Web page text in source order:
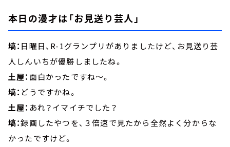
本日の漫才は「お見送り芸人」
塙： 日曜日、R-1グランプリがありましたけど、お見送り芸
人しんいちが優勝しましたね。
土屋：面白かったですね～。
塙： どうですかね。
土屋： あれ？イマイチでした？
塙：録画したやつを、３倍速で見たから全然よく分からな
かったですけど。